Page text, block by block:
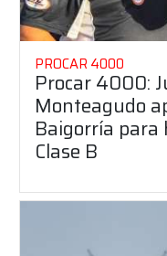
PROCAR 4000
Procar 4000:
Monteagudo
Baigorría para
Clase B